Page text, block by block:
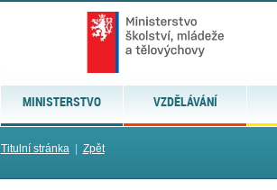
MINISTERSTVO VZDĚLÁVÁNÍ
Titulní stránka| Zpět